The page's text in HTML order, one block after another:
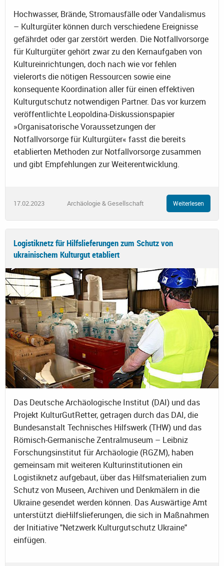
Hochwasser, Brände, Stromausfälle oder Vandalismus
– Kulturgüter können durch verschiedene Ereignisse
gefährdet oder gar zerstört werden. Die Notfallvorsorge
für Kulturgüter gehört zwar zu den Kernaufgaben von
Kultureinrichtungen, doch nach wie vor fehlen
vielerorts die nötigen Ressourcen sowie eine
konsequente Koordination aller für einen effektiven
Kulturgutschutz notwendigen Partner. Das vor kurzem
veröffentlichte Leopoldina-Diskussionspapier
»Organisatorische Voraussetzungen der
Notfallvorsorge für Kulturgüter« fasst die bereits
etablierten Methoden zur Notfallvorsorge zusammen
und gibt Empfehlungen zur Weiterentwicklung.
17.02.2023 Archäologie & Gesellschaft Weiterlesen
Logistiknetz für Hilfslieferungen zum Schutz von
ukrainischem Kulturgut etabliert
Das Deutsche Archäologische Institut (DAI) und das
Projekt KulturGutRetter, getragen durch das DAI, die
Bundesanstalt Technisches Hilfswerk (THW) und das
Römisch-Germanische Zentralmuseum – Leibniz
Forschungsinstitut für Archäologie (RGZM), haben
gemeinsam mit weiteren Kulturinstitutionen ein
Logistiknetz aufgebaut, über das Hilfsmaterialien zum
Schutz von Museen, Archiven und Denkmälern in die
Ukraine gesendet werden können. Das Auswärtige Amt
unterstützt dieHilfslieferungen, die sich in Maßnahmen
der Initiative "Netzwerk Kulturgutschutz Ukraine"
einfügen.